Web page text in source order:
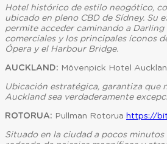
Hotel histórico de estilo neogótico,
ubicado en pleno CBD de Sídney. Su
permite acceder caminando a Darling
comerciales y los principales íconos
Ópera y el Harbour Bridge.
AUCKLAND: Mövenpick Hotel
Ubicación estratégica, garantiza que
Auckland sea verdaderamente
ROTORUA: Pullman Rotorua https://
Situado en la ciudad a pocos minutos